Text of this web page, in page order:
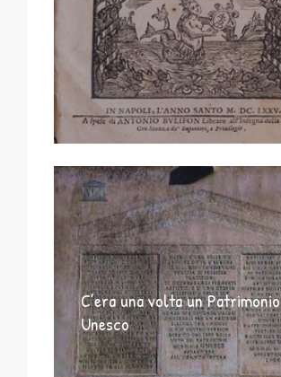
C’era una volta un Patrimonio
Unesco